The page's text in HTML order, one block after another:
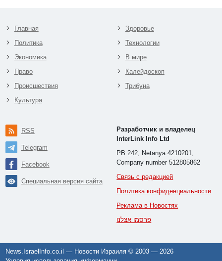
Главная
Политика
Экономика
Право
Происшествия
Культура
Здоровье
Технологии
В мире
Калейдоскоп
Трибуна
RSS
Telegram
Facebook
Специальная версия сайта
Разработчик и владелец
InterLink Info Ltd
PB 242, Netanya 4210201,
Company number 512805862
Связь с редакцией
Политика конфиденциальности
Реклама в Новостях
פרסמו אצלנו
News.IsraelInfo.co.il — Новости Израиля © 2003 —2026